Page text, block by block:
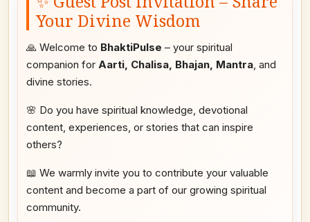
Your Divine Wisdom
🙏 Welcome to BhaktiPulse – your spiritual
companion for Aarti, Chalisa, Bhajan, Mantra, and
divine stories.
🌸 Do you have spiritual knowledge, devotional
content, experiences, or stories that can inspire
others?
📖 We warmly invite you to contribute your valuable
content and become a part of our growing spiritual
community.